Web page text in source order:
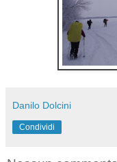
Danilo Dolcini
Condividi